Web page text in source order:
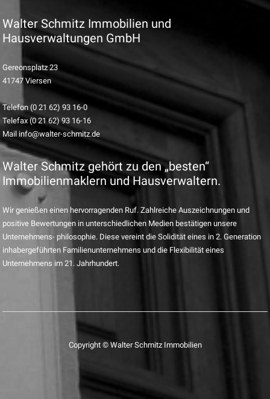
Walter Schmitz Immobilien und
Hausverwaltungen GmbH
Gereonsplatz 23
41747 Viersen
Telefon (0 21 62) 93 16-0
Telefax (0 21 62) 93 16-16
Mail info@walter-schmitz.de
Walter Schmitz gehört zu den „besten“
Immobilienmaklern und Hausverwaltern.
Wir genießen einen hervorragenden Ruf. Zahlreiche Auszeichnungen und
positive Bewertungen in unterschiedlichen Medien bestätigen unsere
Unternehmens- philosophie. Diese vereint die Solidität eines in 2. Generation
inhabergeführten Familienunternehmens und die Flexibilität eines
Unternehmens im 21. Jahrhundert.
Copyright © Walter Schmitz Immobilien